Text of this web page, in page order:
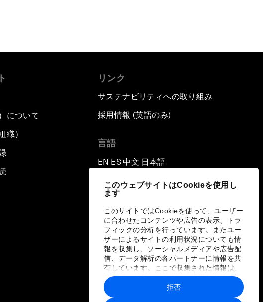
このウェブサイトはCookieを使用し
ます
このサイトではCookieを使って、ユーザー
に合わせたコンテンツや広告の表示、トラ
フィックの分析を行っています。またユー
ザーによるサイトの利用状況についても情
報を収集し、ソーシャルメディアや広告配
信、データ解析の各パートナーに情報を共
有しています。ここで収集された情報は、
ユーザーが各パートナーに提供した他の情
報や各パートナーのサービスを使用した際
に収集された情報と組み合わされ、各パー
拒否
について
織）
リンク
サステナビリティへの取り組み
採用情報 (英語のみ)
言語
EN ▪ ES▪中文▪ 日本語